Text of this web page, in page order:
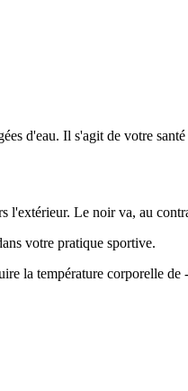
d'eau. Il s'agit de votre
l'extérieur. Le noir va, au
votre pratique sportive.
la température corporelle de